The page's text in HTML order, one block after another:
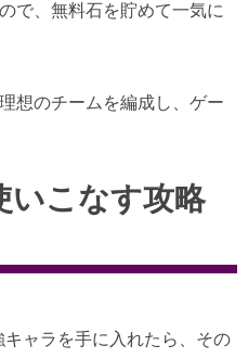
で、無料石を貯めて一気に
想のチームを編成し、ゲー
いこなす攻略
キャラを手に入れたら、その